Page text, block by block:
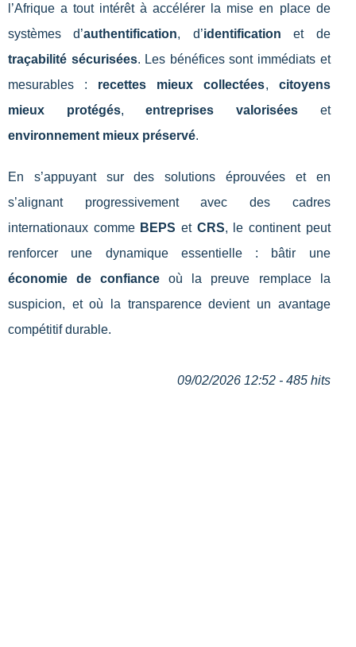
l’Afrique a tout intérêt à accélérer la mise en place de
systèmes d’authentification, d’identification et de
traçabilité sécurisées. Les bénéfices sont immédiats et
mesurables : recettes mieux collectées, citoyens
mieux protégés,entreprises valoriséeset
environnement mieux préservé.
En s’appuyant sur des solutions éprouvées et en
s’alignant progressivement avec des cadres
internationaux comme BEPS et CRS, le continent peut
renforcer une dynamique essentielle : bâtir une
économie de confiance où la preuve remplace la
suspicion, et où la transparence devient un avantage
compétitif durable.
09/02/2026 12:52 - 485 hits